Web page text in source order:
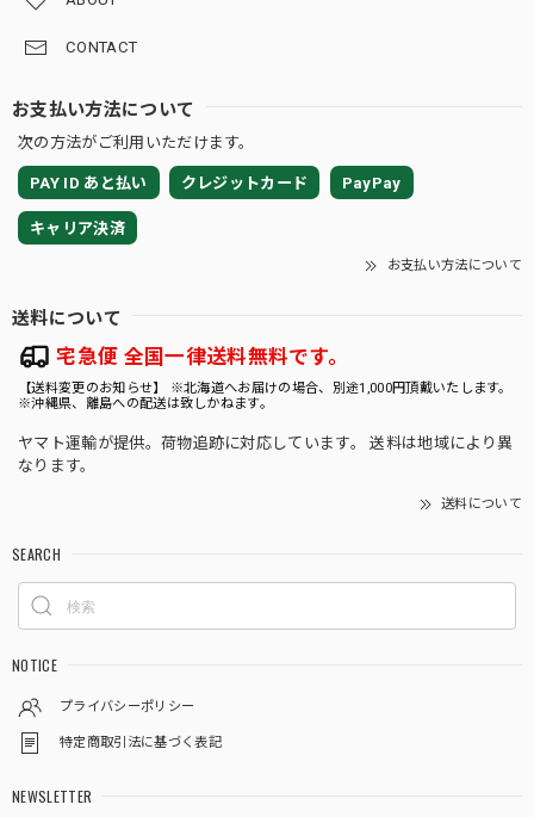
梱包方法や暑さ対策、発送のタイミングまで一
イエローの生長や、日々の変化を楽しみながら
育てていただけましたら幸いです🌱 素敵なご縁
をいただき、心より感謝申し上げます☘️ 今後と
もROOTALをどうぞよろしくお願いいたしま
す。
2026/08/02
2026/08/02
CONTACT
お支払い方法について
次の方法がご利用いただけます。
PAY ID あと払い クレジットカード PayPay
キャリア決済
お支払い方法について
送料について
宅急便 全国一律送料無料です。
【送料変更のお知らせ】 ※北海道へお届けの場合、別途1,000円頂戴いたします。
※沖縄県、離島への配送は致しかねます。
ヤマト運輸が提供。荷物追跡に対応しています。 送料は地域により異
なります。
送料について
SEARCH
NOTICE
プライバシーポリシー
特定商取引法に基づく表記
NEWSLETTER